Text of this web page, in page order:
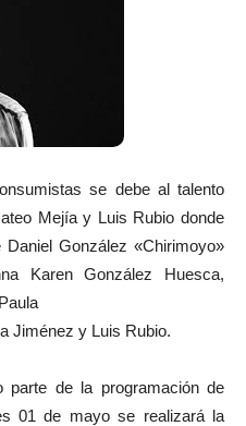
se debe al talento
Mejía y Luis Rubio donde
González «Chirimoyo»
Karen González Huesca,
Jiménez y Luis Rubio.
de la programación de
01 de mayo se realizará la